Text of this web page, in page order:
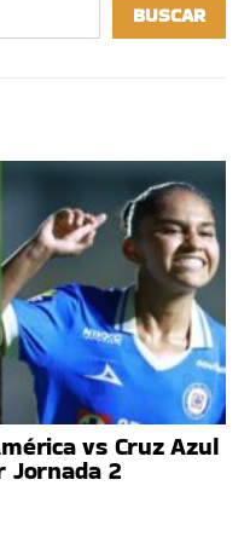
BUSCAR
vs Cruz Azul
Jornada 2